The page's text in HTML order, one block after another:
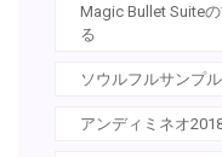
Magic Bullet Suite
る
ソウルフルサンプ
アンディミネオ